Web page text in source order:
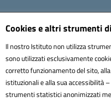
Cookies e altri strumenti
Il nostro Istituto non utilizza
sono utilizzati esclusivamente
corretto funzionamento del sito,
istituzionali e alla sua accessibilità
strumenti statistici anonimizzati